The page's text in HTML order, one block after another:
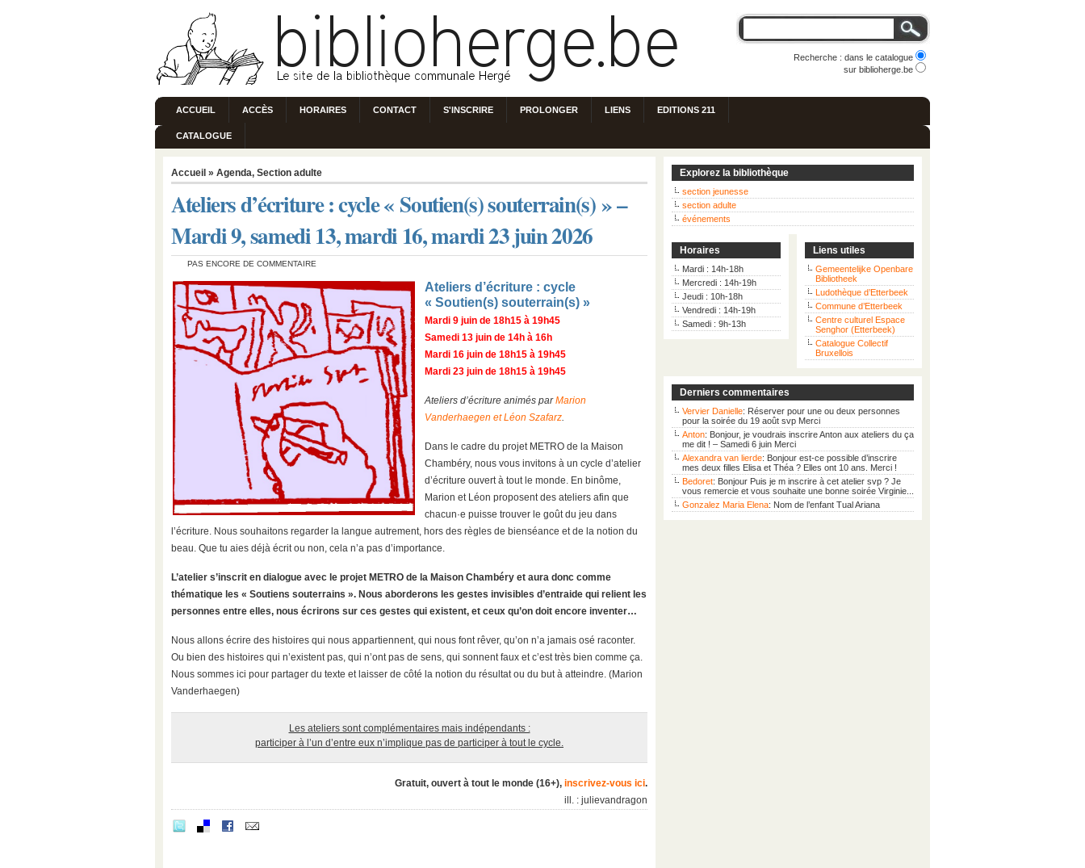
Recherche : dans le catalogue
sur biblioherge.be
ACCUEIL ACCÈS HORAIRES CONTACT S'INSCRIRE PROLONGER LIENS EDITIONS 211
CATALOGUE
Accueil » Agenda, Section adulte
Ateliers d’écriture : cycle « Soutien(s) souterrain(s) » –
Mardi 9, samedi 13, mardi 16, mardi 23 juin 2026
PAS ENCORE DE COMMENTAIRE
Ateliers d’écriture : cycle
« Soutien(s) souterrain(s) »
Mardi 9 juin de 18h15 à 19h45
Samedi 13 juin de 14h à 16h
Mardi 16 juin de 18h15 à 19h45
Mardi 23 juin de 18h15 à 19h45
Ateliers d’écriture animés parMarion
Vanderhaegen et Léon Szafarz.
Dans le cadre du projet METRO de la Maison
Chambéry, nous vous invitons à un cycle d’atelier
d’écriture ouvert à tout le monde. En binôme,
Marion et Léon proposent des ateliers afin que
chacun·e puisse trouver le goût du jeu dans
l’écriture. Nous souhaitons regarder la langue autrement, hors des règles de bienséance et de la notion du
beau. Que tu aies déjà écrit ou non, cela n’a pas d’importance.
L’atelier s’inscrit en dialogue avec le projet METRO de la Maison Chambéry et aura donc comme
thématique les « Soutiens souterrains ». Nous aborderons les gestes invisibles d’entraide qui relient les
personnes entre elles, nous écrirons sur ces gestes qui existent, et ceux qu’on doit encore inventer…
Nous allons écrire des histoires qui nous appartiennent, qui nous font rêver, qu’on n’a jamais osé raconter.
Ou bien des histoires qui n’existent pas, qui n’ont pas de sens, qui sonnent faux et c’est très bien comme ça.
Nous sommes ici pour partager du texte et laisser de côté la notion du résultat ou du but à atteindre. (Marion
Vanderhaegen)
Les ateliers sont complémentaires mais indépendants :
participer à l’un d’entre eux n’implique pas de participer à tout le cycle.
Gratuit, ouvert à tout le monde (16+), inscrivez-vous ici.
ill. : julievandragon
Explorez la bibliothèque
section jeunesse
section adulte
événements
Horaires
Mardi : 14h-18h
Mercredi : 14h-19h
Jeudi : 10h-18h
Vendredi : 14h-19h
Samedi : 9h-13h
Liens utiles
Gemeentelijke Openbare
Bibliotheek
Ludothèque d’Etterbeek
Commune d’Etterbeek
Centre culturel Espace
Senghor (Etterbeek)
Catalogue Collectif
Bruxellois
Derniers commentaires
Vervier Danielle: Réserver pour une ou deux personnes
pour la soirée du 19 août svp Merci
Anton: Bonjour, je voudrais inscrire Anton aux ateliers du ça
me dit ! – Samedi 6 juin Merci
Alexandra van lierde: Bonjour est-ce possible d’inscrire
mes deux filles Elisa et Théa ? Elles ont 10 ans. Merci !
Bedoret: Bonjour Puis je m inscrire à cet atelier svp ? Je
vous remercie et vous souhaite une bonne soirée Virginie...
Gonzalez Maria Elena: Nom de l’enfant Tual Ariana